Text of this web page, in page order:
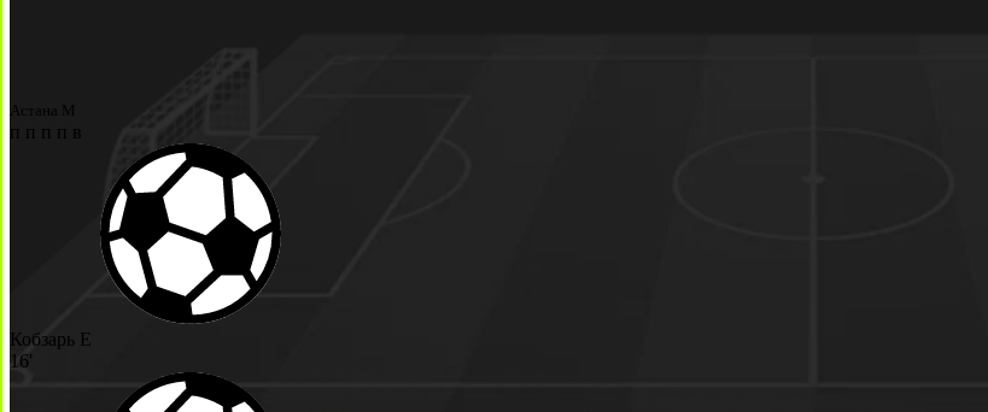
Астана М
п п п п в
Кобзарь Е
16'